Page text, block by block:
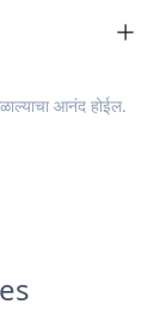
आनंद होईल.